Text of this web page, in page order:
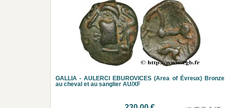
GALLIA - AULERCI EBUROVICES (Area of Évreux) Bronze
au cheval et au sanglier AU/XF